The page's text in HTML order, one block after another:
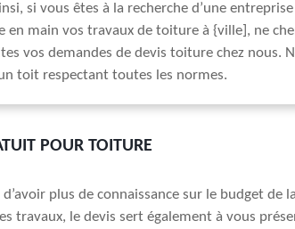
si vous êtes à la recherche d’une
en main vos travaux de toiture à {ville], ne
vos demandes de devis toiture chez nous.
toit respectant toutes les normes.
POUR TOITURE
plus de connaissance sur le budget de la
travaux, le devis sert également à vous